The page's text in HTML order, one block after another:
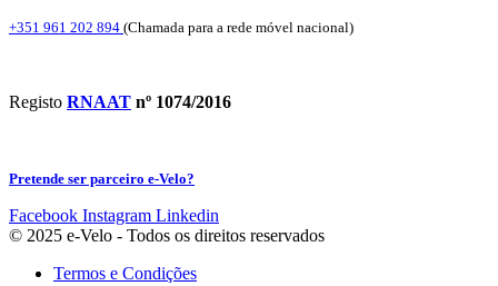
+351 961 202 894 (Chamada para a rede móvel nacional)
Registo RNAAT nº 1074/2016
Pretende ser parceiro e-Velo?
Facebook Instagram Linkedin
© 2025 e-Velo - Todos os direitos reservados
Termos e Condições